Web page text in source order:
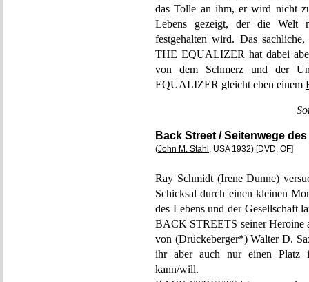
das Tolle an ihm, er wird nicht
Lebens gezeigt, der die Welt
festgehalten wird. Das
THE EQUALIZER hat dabei
von dem Schmerz und der
EQUALIZER gleicht eben einem
Back Street / Seitenwege
(John M. Stahl , USA 1932) [DVD, OF]
Ray Schmidt (Irene Dunne)
Schicksal durch einen kleinen
des Lebens und der Gesellschaft
BACK STREETS seiner Heroine
von (Drückeberger*) Walter D.
ihr aber auch nur einen Platz
kann/will.